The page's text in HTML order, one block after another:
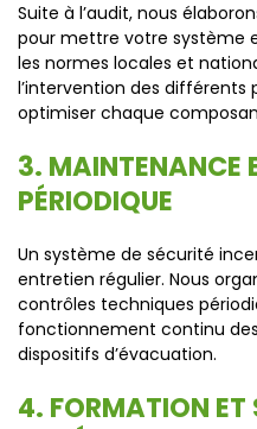
Suite à l’audit, nous
pour mettre votre système
les normes locales et
l’intervention des
optimiser chaque
3. MAINTENANCE
PÉRIODIQUE
Un système de sécurité
entretien régulier. Nous
contrôles techniques
fonctionnement continu
dispositifs d’évacuation.
4. FORMATION ET